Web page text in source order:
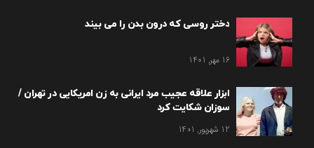
دختر روسی که درون بدن را می بیند
16 مهر, 1401
ابزار علاقه عجیب مرد ایرانی به زن امریکایی در تهران /
سوزان شکایت کرد
12 شهریور, 1401